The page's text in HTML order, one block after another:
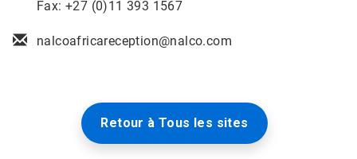
Fax: +27 (0)11 393 1567
nalcoafricareception@nalco.com
Retour à Tous les sites